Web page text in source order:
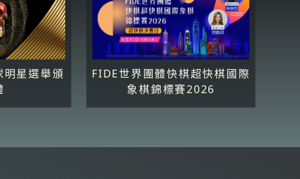
星選舉頒
FIDE世界團體快棋超快棋國際
象棋錦標賽2026